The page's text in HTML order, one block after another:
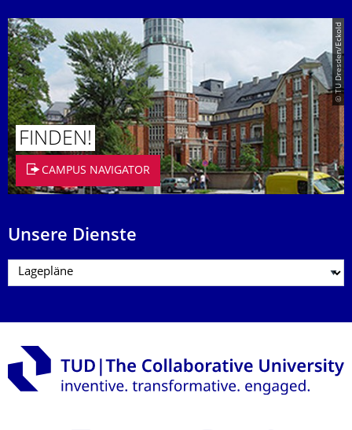
© TU Dresden/Eckold
FINDEN!
CAMPUS NAVIGATOR
Unsere Dienste